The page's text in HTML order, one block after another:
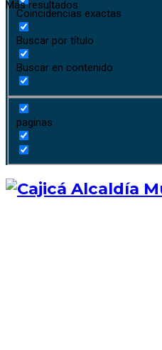
Más resultados
Coincidencias exactas
Buscar por título
Buscar en contenido
paginas